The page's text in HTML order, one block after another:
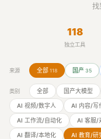
找
118
独立工具
来源 全部 118 国产 35
类别 全部 国产大模型
AI 视频/数字人 AI 内容/写
AI 工作流/自动化 AI 客服/
AI 翻译/本地化 AI 教育/研